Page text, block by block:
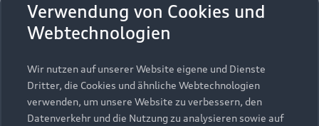
Modelle
Alle Modelle
Modelle vergleichen
Kaufen & leasen
Neuwagensuche
Service & Zubehör
Verwendung von Cookies und
Webtechnologien
Wir nutzen auf unserer Website eigene und Dienste
Dritter, die Cookies und ähnliche Webtechnologien
verwenden, um unsere Website zu verbessern, den
Datenverkehr und die Nutzung zu analysieren sowie auf